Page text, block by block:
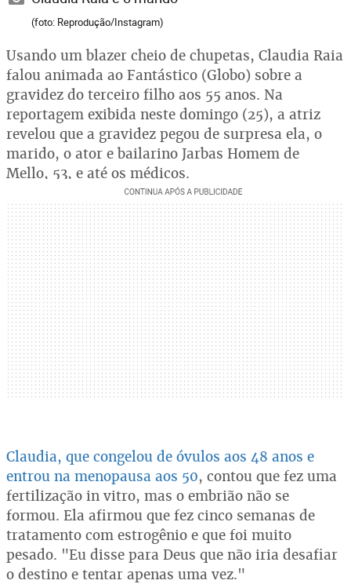
(foto: Reprodução/Instagram)
Usando um blazer cheio de chupetas, Claudia Raia
falou animada ao Fantástico (Globo) sobre a
gravidez do terceiro filho aos 55 anos. Na
reportagem exibida neste domingo (25), a atriz
revelou que a gravidez pegou de surpresa ela, o
marido, o ator e bailarino Jarbas Homem de
Mello, 53, e até os médicos.
Claudia, que congelou de óvulos aos 48 anos e
entrou na menopausa aos 50, contou que fez uma
fertilização in vitro, mas o embrião não se
formou. Ela afirmou que fez cinco semanas de
tratamento com estrogênio e que foi muito
pesado. "Eu disse para Deus que não iria desafiar
o destino e tentar apenas uma vez."